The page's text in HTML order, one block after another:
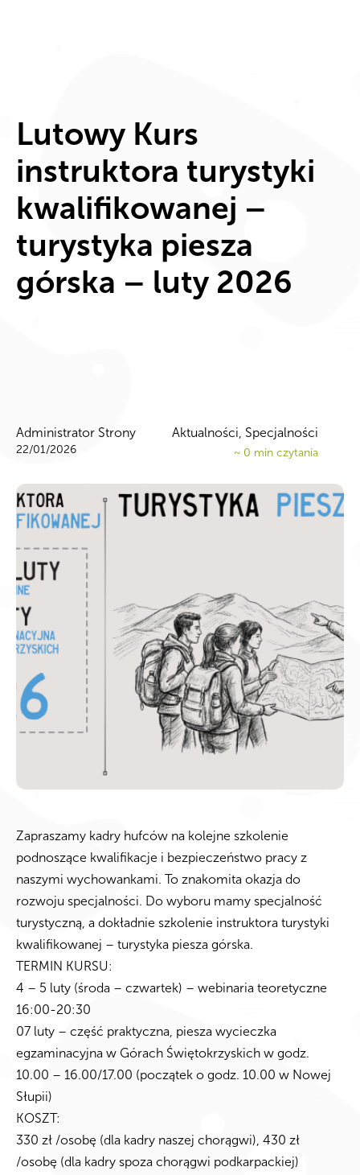
Lutowy Kurs
instruktora turystyki
kwalifikowanej –
turystyka piesza
górska – luty 2026
Administrator Strony
22/01/2026
Aktualności, Specjalności
~ 0 min czytania
Zapraszamy kadry hufców na kolejne szkolenie
podnoszące kwalifikacje i bezpieczeństwo pracy z
naszymi wychowankami. To znakomita okazja do
rozwoju specjalności. Do wyboru mamy specjalność
turystyczną, a dokładnie szkolenie instruktora turystyki
kwalifikowanej – turystyka piesza górska.
TERMIN KURSU:
4 – 5 luty (środa – czwartek) – webinaria teoretyczne
16:00-20:30
07 luty – część praktyczna, piesza wycieczka
egzaminacyjna w Górach Świętokrzyskich w godz.
10.00 – 16.00/17.00 (początek o godz. 10.00 w Nowej
Słupii)
KOSZT:
330 zł /osobę (dla kadry naszej chorągwi), 430 zł
/osobę (dla kadry spoza chorągwi podkarpackiej)